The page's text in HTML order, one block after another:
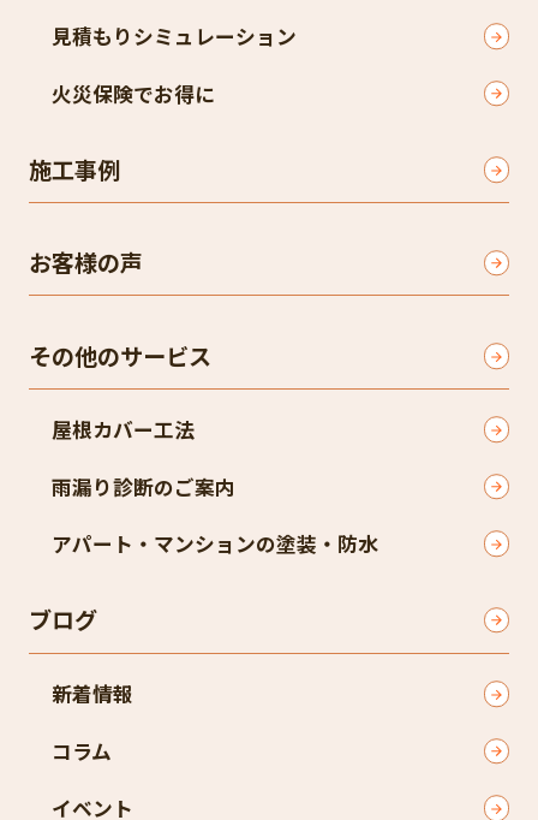
見積もりシミュレーション
火災保険でお得に
施工事例
お客様の声
その他のサービス
屋根カバー工法
雨漏り診断のご案内
アパート・マンションの塗装・防水
ブログ
新着情報
コラム
イベント